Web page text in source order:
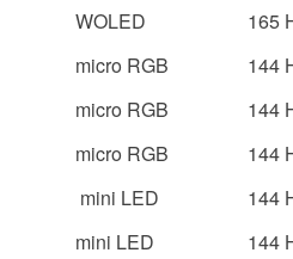
WOLED
165
micro RGB
144
micro RGB
144
micro RGB
144
mini LED
144
mini LED
144